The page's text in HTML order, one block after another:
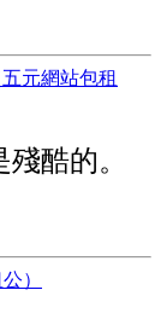
酷的。